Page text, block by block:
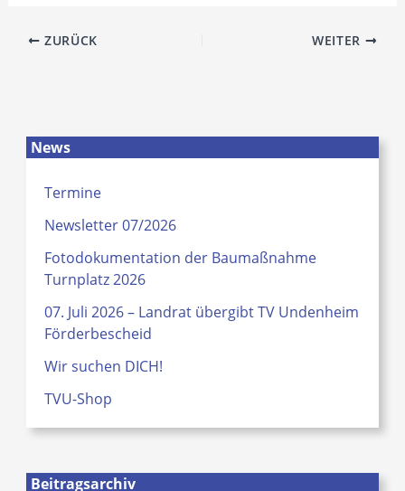
News
Termine
Newsletter 07/2026
Fotodokumentation der Baumaßnahme
Turnplatz 2026
07. Juli 2026 – Landrat übergibt TV Undenheim
Förderbescheid
Wir suchen DICH!
TVU-Shop
Beitragsarchiv
ZURÜCK WEITER